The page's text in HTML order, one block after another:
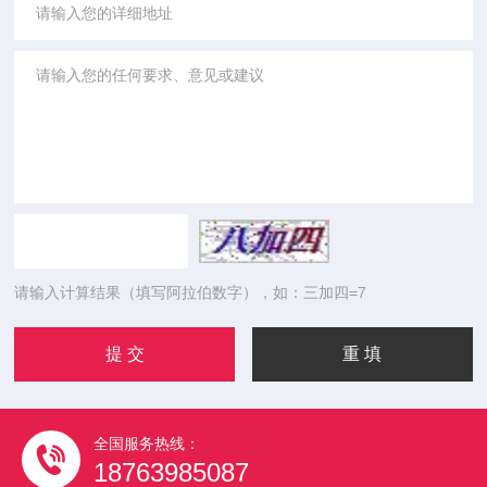
请输入计算结果（填写阿拉伯数字），如：三加四=7
全国服务热线：
18763985087